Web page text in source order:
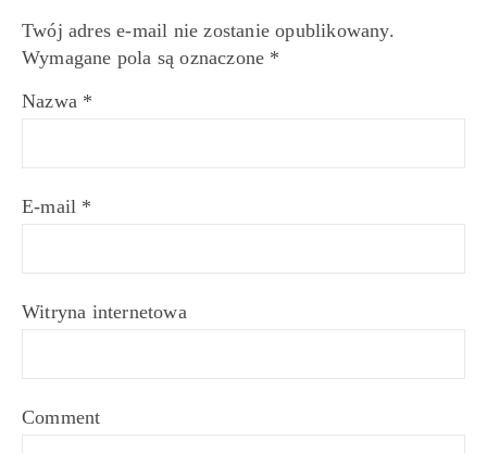
Twój adres e-mail nie zostanie opublikowany.
Wymagane pola są oznaczone *
Nazwa *
E-mail *
Witryna internetowa
Comment